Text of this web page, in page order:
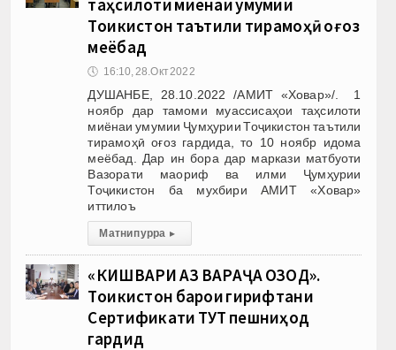
таҳсилоти миёнаи умумии
Тоҷикистон таътили тирамоҳӣ оғоз
меёбад
🕔 16:10, 28.Окт 2022
ДУШАНБЕ, 28.10.2022 /АМИТ «Ховар»/. 1
ноябр дар тамоми муассисаҳои таҳсилоти
миёнаи умумии Ҷумҳурии Тоҷикистон таътили
тирамоҳӣ оғоз гардида, то 10 ноябр идома
меёбад. Дар ин бора дар маркази матбуоти
Вазорати маориф ва илми Ҷумҳурии
Тоҷикистон ба мухбири АМИТ «Ховар»
иттилоъ
Матни пурра ▸
«КИШВАРИ АЗ ВАРАҶА ОЗОД».
Тоҷикистон барои гирифтани
Сертификати ТУТ пешниҳод
гардид